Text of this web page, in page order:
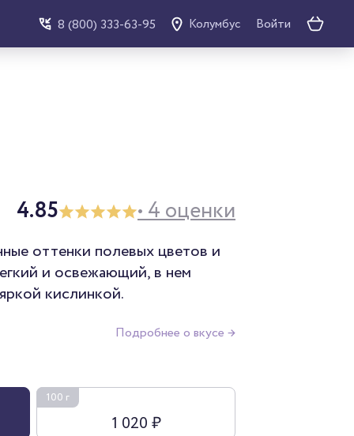
8 (800) 333-63-95 Колумбус Войти
4.85 • 4 оценки
оттенки полевых цветов и
и освежающий, в нем
кислинкой.
Подробнее о вкусе →
100 г
1 020 ₽